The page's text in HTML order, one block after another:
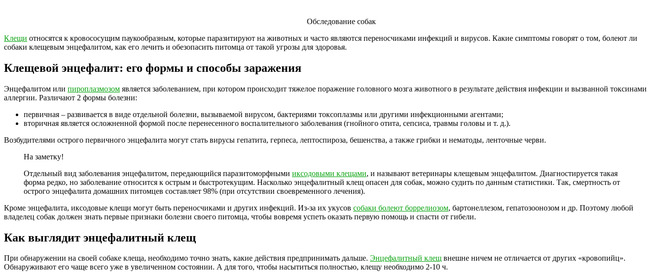
Обследование собак
Клещи относятся к кровососущим паукообразным, которые паразитируют на животных и часто являются переносчиками инфекций и вирусов. Какие симптомы говорят о том, болеют ли
собаки клещевым энцефалитом, как его лечить и обезопасить питомца от такой угрозы для здоровья.
Клещевой энцефалит: его формы и способы заражения
Энцефалитом или пироплазмозом является заболеванием, при котором происходит тяжелое поражение головного мозга животного в результате действия инфекции и вызванной токсинами
аллергии. Различают 2 формы болезни:
первичная – развивается в виде отдельной болезни, вызываемой вирусом, бактериями токсоплазмы или другими инфекционными агентами;
вторичная является осложненной формой после перенесенного воспалительного заболевания (гнойного отита, сепсиса, травмы головы и т. д.).
Возбудителями острого первичного энцефалита могут стать вирусы гепатита, герпеса, лептоспироза, бешенства, а также грибки и нематоды, ленточные черви.
На заметку!
Отдельный вид заболевания энцефалитом, передающийся паразитоморфными иксодовыми клещами, и называют ветеринары клещевым энцефалитом. Диагностируется такая
форма редко, но заболевание относится к острым и быстротекущим. Насколько энцефалитный клещ опасен для собак, можно судить по данным статистики. Так, смертность от
острого энцефалита домашних питомцев составляет 98% (при отсутствии своевременного лечения).
Кроме энцефалита, иксодовые клещи могут быть переносчиками и других инфекций. Из-за их укусов собаки болеют боррелиозом, бартонеллезом, гепатозоонозом и др. Поэтому любой
владелец собак должен знать первые признаки болезни своего питомца, чтобы вовремя успеть оказать первую помощь и спасти от гибели.
Как выглядит энцефалитный клещ
При обнаружении на своей собаке клеща, необходимо точно знать, какие действия предпринимать дальше. Энцефалитный клещ внешне ничем не отличается от других «кровопийц».
Обнаруживают его чаще всего уже в увеличенном состоянии. А для того, чтобы насытиться полностью, клещу необходимо 2-10 ч.